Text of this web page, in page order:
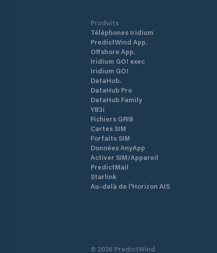
Produits
Téléphones Iridium
PredictWind App.
Offshore App.
Iridium GO! exec
Iridium GO!
DataHub.
DataHub Pro
DataHub Family
YB3i
Fichiers GRIB
Cartes SIM
Forfaits SIM
Données AnyApp
Activer SIM/Appareil
PredictMail
Starlink
Au-delà de l'Horizon AIS
© 2026 PredictWind